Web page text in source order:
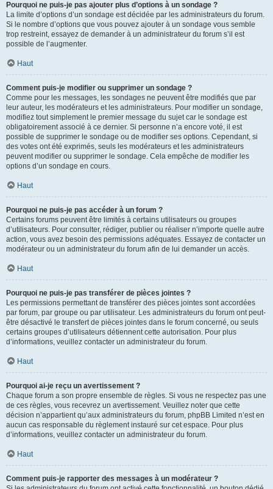
Pourquoi ne puis-je pas ajouter plus d’options à un sondage ?
La limite d’options d’un sondage est décidée par les administrateurs du forum.
Si le nombre d’options que vous pouvez ajouter à un sondage vous semble
trop restreint, essayez de demander à un administrateur du forum s’il est
possible de l’augmenter.
Haut
Comment puis-je modifier ou supprimer un sondage ?
Comme pour les messages, les sondages ne peuvent être modifiés que par
leur auteur, les modérateurs et les administrateurs. Pour modifier un sondage,
modifiez tout simplement le premier message du sujet car le sondage est
obligatoirement associé à ce dernier. Si personne n’a encore voté, il est
possible de supprimer le sondage ou de modifier ses options. Cependant, si
des votes ont été exprimés, seuls les modérateurs et les administrateurs
peuvent modifier ou supprimer le sondage. Cela empêche de modifier les
options d’un sondage en cours.
Haut
Pourquoi ne puis-je pas accéder à un forum ?
Certains forums peuvent être limités à certains utilisateurs ou groupes
d’utilisateurs. Pour consulter, rédiger, publier ou réaliser n’importe quelle autre
action, vous avez besoin des permissions adéquates. Essayez de contacter un
modérateur ou un administrateur du forum afin de lui demander un accès.
Haut
Pourquoi ne puis-je pas transférer de pièces jointes ?
Les permissions permettant de transférer des pièces jointes sont accordées
par forum, par groupe ou par utilisateur. Les administrateurs du forum ont peut-
être désactivé le transfert de pièces jointes dans le forum concerné, ou seuls
certains groupes d’utilisateurs détiennent cette autorisation. Pour plus
d’informations, veuillez contacter un administrateur du forum.
Haut
Pourquoi ai-je reçu un avertissement ?
Chaque forum a son propre ensemble de règles. Si vous ne respectez pas une
de ces règles, vous recevrez un avertissement. Veuillez noter que cette
décision n’appartient qu’aux administrateurs du forum, phpBB Limited n’est en
aucun cas responsable du règlement instauré sur cet espace. Pour plus
d’informations, veuillez contacter un administrateur du forum.
Haut
Comment puis-je rapporter des messages à un modérateur ?